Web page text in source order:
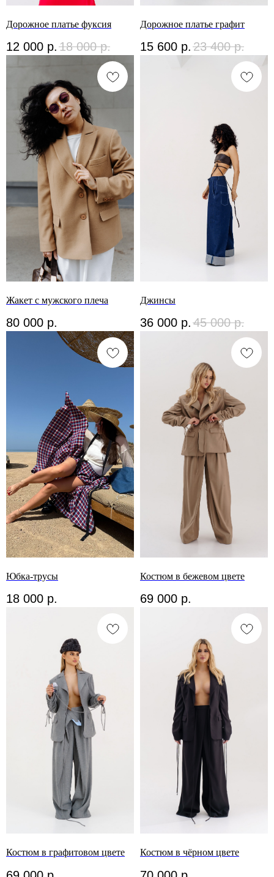
Дорожное платье фуксия
12 000 р. 18 000 р.
Дорожное платье графит
15 600 р. 23 400 р.
Жакет с мужского плеча
80 000 р.
Джинсы
36 000 р. 45 000 р.
Юбка-трусы
18 000 р.
Костюм в бежевом цвете
69 000 р.
Костюм в графитовом цвете Костюм в чёрном цвете